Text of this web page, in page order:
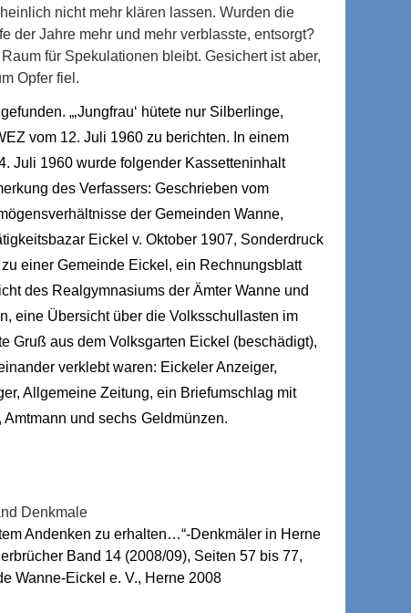
nicht mehr klären lassen. Wurden die
der Jahre mehr und mehr verblasste, entsorgt?
für Spekulationen bleibt. Gesichert ist aber,
Opfer fiel.
„‚Jungfrau‘ hütete nur Silberlinge,
vom 12. Juli 1960 zu berichten. In einem
Juli 1960 wurde folgender Kassetteninhalt
des Verfassers: Geschrieben vom
der Gemeinden Wanne,
Eickel v. Oktober 1907, Sonderdruck
einer Gemeinde Eickel, ein Rechnungsblatt
des Realgymnasiums der Ämter Wanne und
eine Übersicht über die Volksschullasten im
Gruß aus dem Volksgarten Eickel (beschädigt),
verklebt waren: Eickeler Anzeiger,
Allgemeine Zeitung, ein Briefumschlag mit
und sechs Geldmünzen.
Denkmale
Andenken zu erhalten…“-Denkmäler in Herne
Band 14 (2008/09), Seiten 57 bis 77,
Wanne-Eickel e. V., Herne 2008